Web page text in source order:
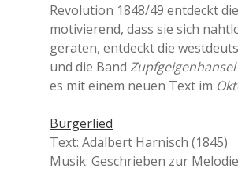
Revolution 1848/49 entdeckt
motivierend, dass sie sich
geraten, entdeckt die
und die Band Zupfgeigenhansel
es mit einem neuen Text im
Bürgerlied
Text: Adalbert Harnisch (1845)
Musik: Geschrieben zur